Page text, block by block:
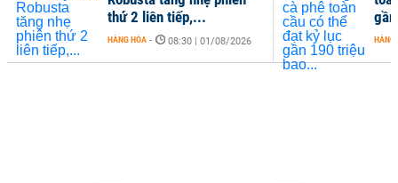
HÀNG
thứ 2 liên tiếp,...
HÀNG HÓA - 08:30 | 01/08/2026